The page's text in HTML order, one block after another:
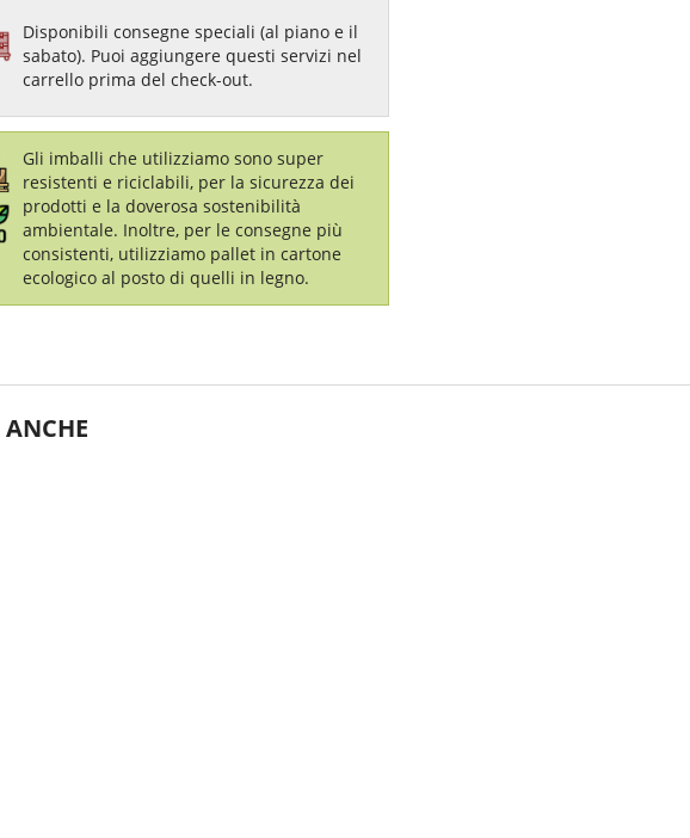
Disponibili consegne speciali (al piano e il
sabato). Puoi aggiungere questi servizi nel
carrello prima del check-out.
Gli imballi che utilizziamo sono super
resistenti e riciclabili, per la sicurezza dei
prodotti e la doverosa sostenibilità
ambientale. Inoltre, per le consegne più
consistenti, utilizziamo pallet in cartone
ecologico al posto di quelli in legno.
ANCHE